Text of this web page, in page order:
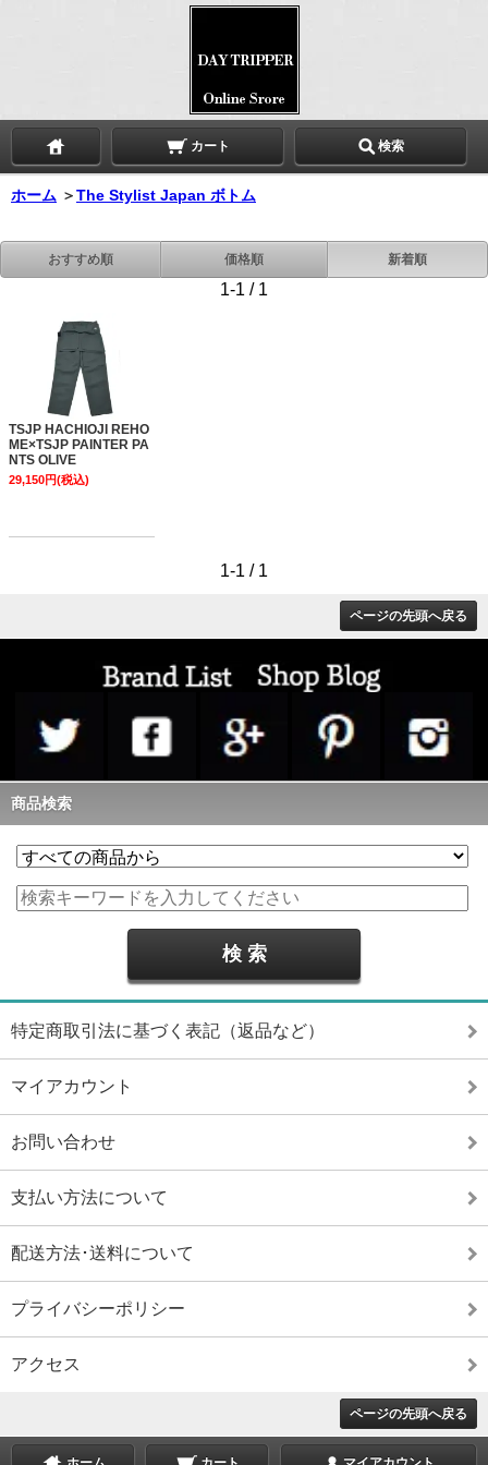
カート 検索
ホーム ＞The Stylist Japan ボトム
おすすめ順 価格順 新着順
1-1 / 1
TSJP HACHIOJI REHO
ME×TSJP PAINTER PA
NTS OLIVE
29,150円(税込)
1-1 / 1
ページの先頭へ戻る
商品検索
特定商取引法に基づく表記（返品など）
マイアカウント
お問い合わせ
支払い方法について
配送方法･送料について
プライバシーポリシー
アクセス
ページの先頭へ戻る